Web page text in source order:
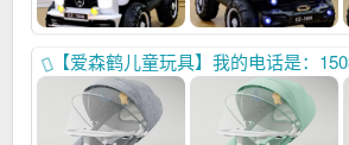
【爱森鹤儿童玩具】我的电话是：15030966732、我公司主要生产：电动哄娃神器，三轮车，推车、平衡车自行车、、我们始终以卓越可靠的产品质量，和细致周全的售后服务，以及领先行业的开发能力。